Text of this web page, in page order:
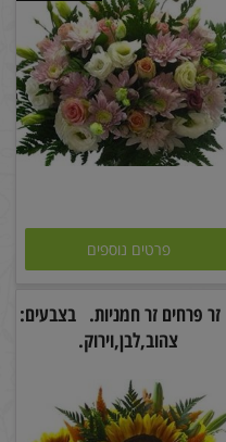
פרטים נוספים
זר פרחים זר חמניות. בצבעים:
צהוב,לבן,וירוק.